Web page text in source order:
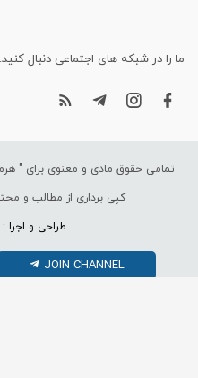
ما را در شبکه های اجتماعی دنبال کنید.
تمامی حقوق مادی و معنوی برای "
کپی برداری از مطالب و
طراحی و اجرا
JOIN CHANNEL